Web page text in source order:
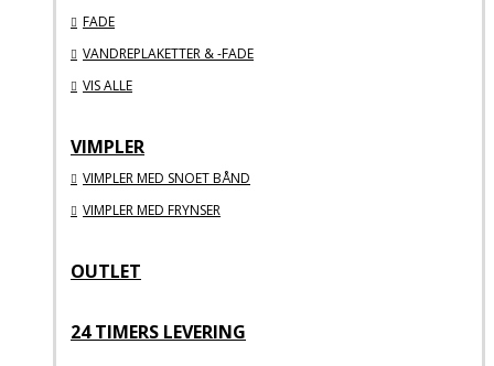
FADE
VANDREPLAKETTER & -FADE
VIS ALLE
VIMPLER
VIMPLER MED SNOET BÅND
VIMPLER MED FRYNSER
OUTLET
24 TIMERS LEVERING